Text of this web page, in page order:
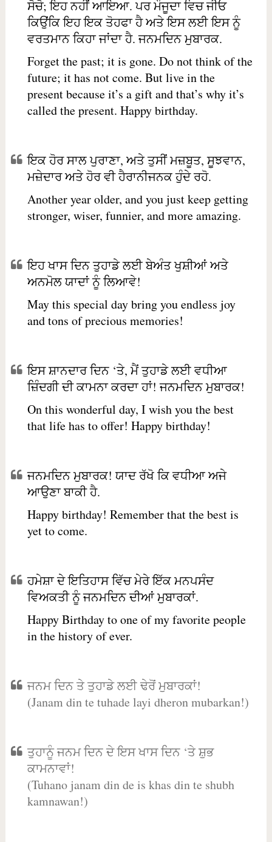
ਸੋਚੋ; ਇਹ ਨਹੀਂ ਆਇਆ. ਪਰ ਮੌਜੂਦਾ ਵਿਚ ਜੀਓ
ਕਿਉਂਕਿ ਇਹ ਇਕ ਤੋਹਫਾ ਹੈ ਅਤੇ ਇਸ ਲਈ ਇਸ ਨੂੰ
ਵਰਤਮਾਨ ਕਿਹਾ ਜਾਂਦਾ ਹੈ. ਜਨਮਦਿਨ ਮੁਬਾਰਕ.
Forget the past; it is gone. Do not think of the
future; it has not come. But live in the
present because it’s a gift and that’s why it’s
called the present. Happy birthday.
ਇਕ ਹੋਰ ਸਾਲ ਪੁਰਾਣਾ, ਅਤੇ ਤੁਸੀਂ ਮਜ਼ਬੂਤ, ਸੂਝਵਾਨ,
ਮਜ਼ੇਦਾਰ ਅਤੇ ਹੋਰ ਵੀ ਹੈਰਾਨੀਜਨਕ ਹੁੰਦੇ ਰਹੋ.
Another year older, and you just keep getting
stronger, wiser, funnier, and more amazing.
ਇਹ ਖਾਸ ਦਿਨ ਤੁਹਾਡੇ ਲਈ ਬੇਅੰਤ ਖੁਸ਼ੀਆਂ ਅਤੇ
ਅਨਮੋਲ ਯਾਦਾਂ ਨੂੰ ਲਿਆਵੇ!
May this special day bring you endless joy
and tons of precious memories!
ਇਸ ਸ਼ਾਨਦਾਰ ਦਿਨ ‘ਤੇ, ਮੈਂ ਤੁਹਾਡੇ ਲਈ ਵਧੀਆ
ਜ਼ਿੰਦਗੀ ਦੀ ਕਾਮਨਾ ਕਰਦਾ ਹਾਂ! ਜਨਮਦਿਨ ਮੁਬਾਰਕ!
On this wonderful day, I wish you the best
that life has to offer! Happy birthday!
ਜਨਮਦਿਨ ਮੁਬਾਰਕ! ਯਾਦ ਰੱਖੋ ਕਿ ਵਧੀਆ ਅਜੇ
ਆਉਣਾ ਬਾਕੀ ਹੈ.
Happy birthday! Remember that the best is
yet to come.
ਹਮੇਸ਼ਾ ਦੇ ਇਤਿਹਾਸ ਵਿੱਚ ਮੇਰੇ ਇੱਕ ਮਨਪਸੰਦ
ਵਿਅਕਤੀ ਨੂੰ ਜਨਮਦਿਨ ਦੀਆਂ ਮੁਬਾਰਕਾਂ.
Happy Birthday to one of my favorite people
in the history of ever.
ਜਨਮ ਦਿਨ ਤੇ ਤੁਹਾਡੇ ਲਈ ਢੇਰੋਂ ਮੁਬਾਰਕਾਂ!
(Janam din te tuhade layi dheron mubarkan!)
ਤੁਹਾਨੂੰ ਜਨਮ ਦਿਨ ਦੇ ਇਸ ਖਾਸ ਦਿਨ ‘ਤੇ ਸ਼ੁਭ
ਕਾਮਨਾਵਾਂ!
(Tuhano janam din de is khas din te shubh
kamnawan!)